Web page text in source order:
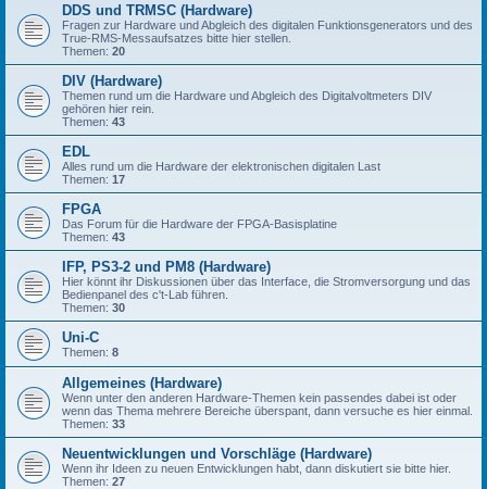
DDS und TRMSC (Hardware)
Fragen zur Hardware und Abgleich des digitalen Funktionsgenerators und des
True-RMS-Messaufsatzes bitte hier stellen.
Themen: 20
DIV (Hardware)
Themen rund um die Hardware und Abgleich des Digitalvoltmeters DIV
gehören hier rein.
Themen: 43
EDL
Alles rund um die Hardware der elektronischen digitalen Last
Themen: 17
FPGA
Das Forum für die Hardware der FPGA-Basisplatine
Themen: 43
IFP, PS3-2 und PM8 (Hardware)
Hier könnt ihr Diskussionen über das Interface, die Stromversorgung und das
Bedienpanel des c't-Lab führen.
Themen: 30
Uni-C
Themen: 8
Allgemeines (Hardware)
Wenn unter den anderen Hardware-Themen kein passendes dabei ist oder
wenn das Thema mehrere Bereiche überspant, dann versuche es hier einmal.
Themen: 33
Neuentwicklungen und Vorschläge (Hardware)
Wenn ihr Ideen zu neuen Entwicklungen habt, dann diskutiert sie bitte hier.
Themen: 27